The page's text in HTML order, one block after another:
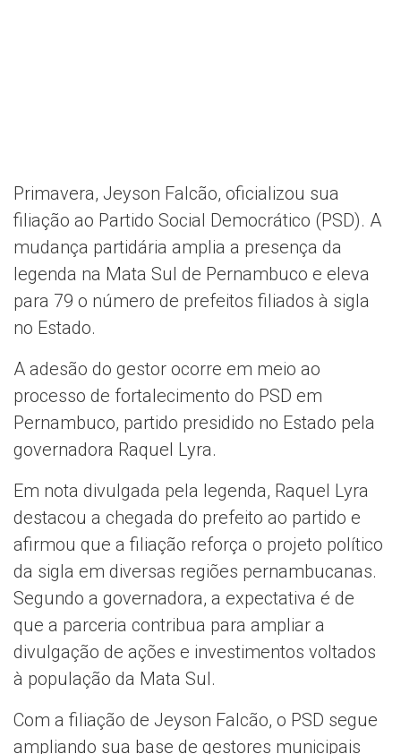
Primavera, Jeyson Falcão, oficializou sua
filiação ao Partido Social Democrático (PSD). A
mudança partidária amplia a presença da
legenda na Mata Sul de Pernambuco e eleva
para 79 o número de prefeitos filiados à sigla
no Estado.
A adesão do gestor ocorre em meio ao
processo de fortalecimento do PSD em
Pernambuco, partido presidido no Estado pela
governadora Raquel Lyra.
Em nota divulgada pela legenda, Raquel Lyra
destacou a chegada do prefeito ao partido e
afirmou que a filiação reforça o projeto político
da sigla em diversas regiões pernambucanas.
Segundo a governadora, a expectativa é de
que a parceria contribua para ampliar a
divulgação de ações e investimentos voltados
à população da Mata Sul.
Com a filiação de Jeyson Falcão, o PSD segue
ampliando sua base de gestores municipais